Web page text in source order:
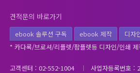
견적문의 바로가기
ebook 솔루션 구독 ebook 제작 디자
* 카다록/브로셔/리플렛/팜플렛등 디자인/인쇄 제
고객센터 : 02-552-1004 사업자등록번호 :